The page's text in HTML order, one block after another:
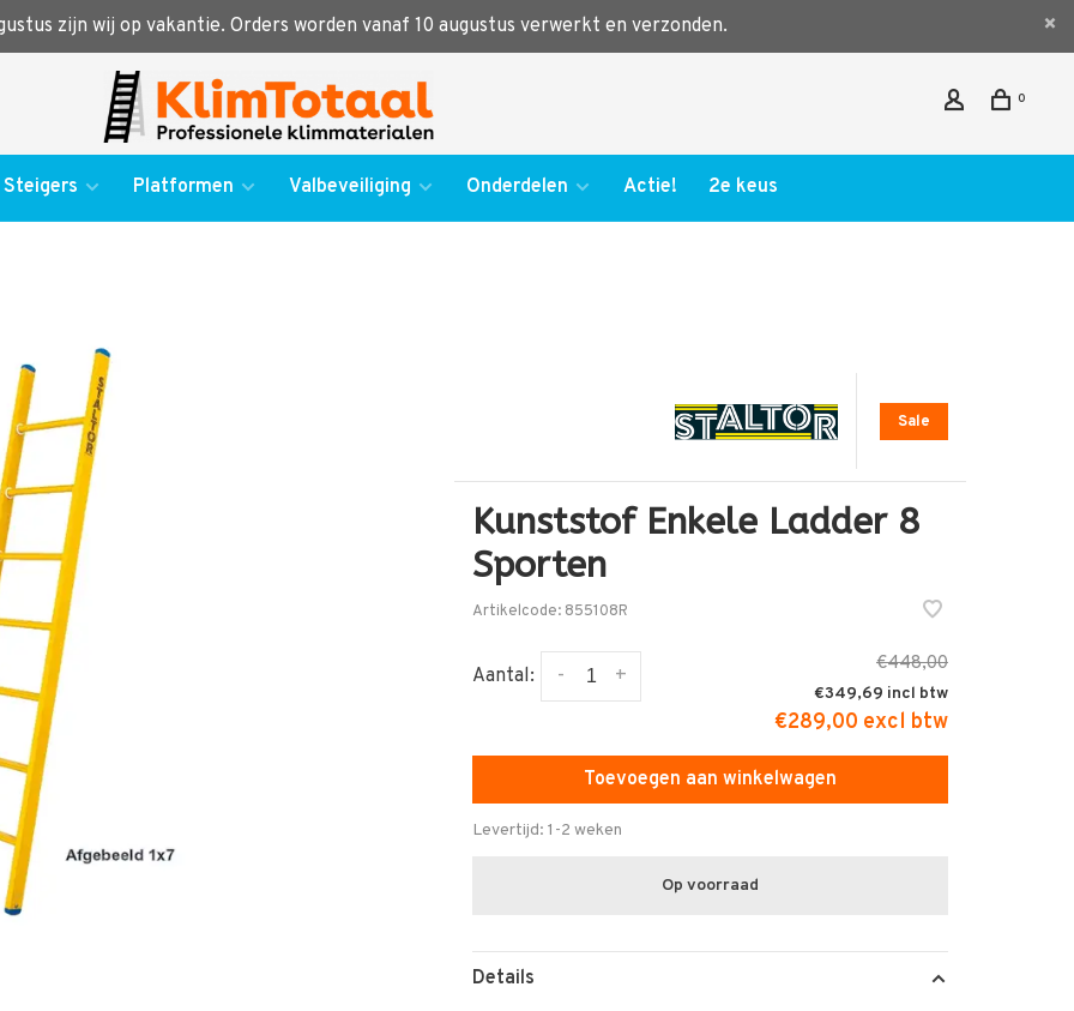
zijn wij op vakantie. Orders worden vanaf 10 augustus verwerkt en verzonden.
0
Steigers Platformen Valbeveiliging Onderdelen Actie! 2e keus
Sale
Kunststof Enkele Ladder 8
Sporten
Artikelcode: 855108R
Aantal: +
-
€448,00
€349,69
€289,00 excl btw
Toevoegen aan winkelwagen
Levertijd: 1-2 weken
Op voorraad
Details